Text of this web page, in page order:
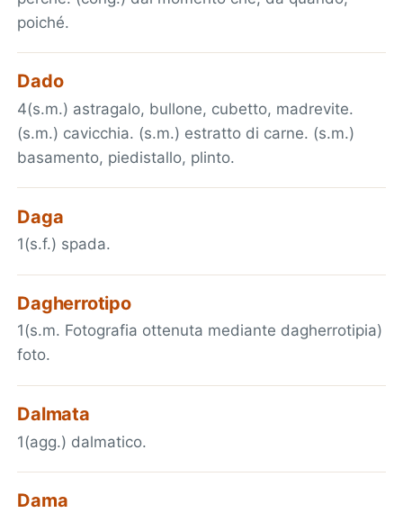
poiché.
Dado
4(s.m.) astragalo, bullone, cubetto, madrevite.
(s.m.) cavicchia. (s.m.) estratto di carne. (s.m.)
basamento, piedistallo, plinto.
Daga
1(s.f.) spada.
Dagherrotipo
1(s.m. Fotografia ottenuta mediante dagherrotipia)
foto.
Dalmata
1(agg.) dalmatico.
Dama